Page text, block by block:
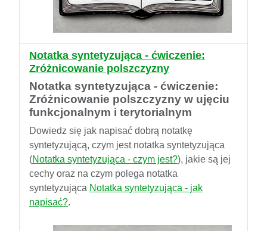
Notatka syntetyzująca - ćwiczenie:
Zróżnicowanie polszczyzny
Notatka syntetyzująca - ćwiczenie:
Zróżnicowanie polszczyzny w ujęciu
funkcjonalnym i terytorialnym
Dowiedz się jak napisać dobrą notatkę
syntetyzującą, czym jest notatka syntetyzująca
(Notatka syntetyzująca - czym jest?), jakie są jej
cechy oraz na czym polega notatka
syntetyzująca Notatka syntetyzująca - jak
napisać?.